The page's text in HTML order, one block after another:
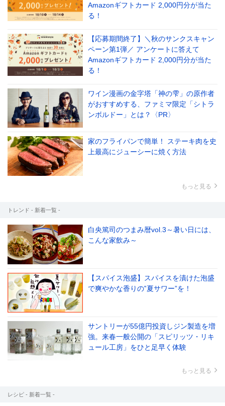
Amazonギフトカード 2,000円分が当た
る！
【応募期間終了】＼秋のサンクスキャン
ペーン第1弾／ アンケートに答えて
Amazonギフトカード 2,000円分が当た
る！
ワイン漫画の金字塔「神の雫」の原作者
がおすすめする、ファミマ限定「シトラ
ンボルドー」とは？〈PR〉
家のフライパンで簡単！ ステーキ肉を史
上最高にジューシーに焼く方法
もっと見る
トレンド - 新着一覧 -
白央篤司のつまみ暦vol.3～暑い日には、
こんな家飲み～
【スパイス泡盛】スパイスを漬けた泡盛
で爽やかな香りの‟夏サワー”を！
サントリーが55億円投資しジン製造を増
強。来春一般公開の「スピリッツ・リキ
ュール工房」をひと足早く体験
もっと見る
レシピ - 新着一覧 -